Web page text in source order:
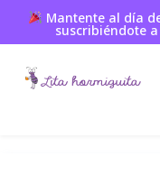
Mantente al día
suscribiéndote